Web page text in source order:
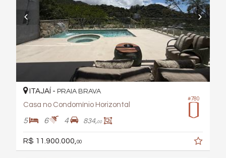
#780
ITAJAÍ - PRAIA BRAVA
Casa no Condomínio Horizontal
5 6 4 834,00
R$ 11.900.000,00